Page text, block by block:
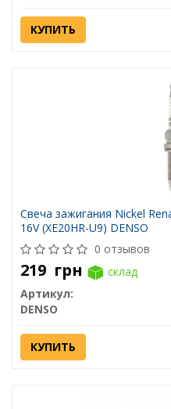
КУПИТЬ
Свеча зажигания Nickel
16V (XE20HR-U9) DENSO
0 отзывов
219 грн
склад
Артикул:
DENSO
КУПИТЬ